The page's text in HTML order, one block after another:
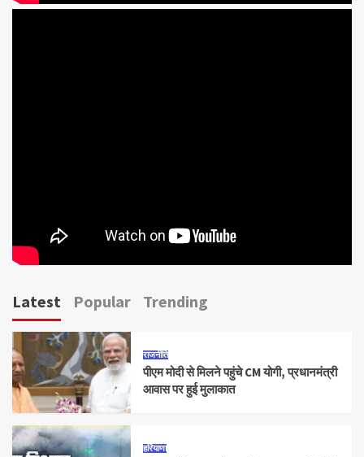
Latest Popular Trending
राजनीति
पीएम मोदी से मिलने पहुंचे CM योगी, प्रधानमंत्री
आवास पर हुई मुलाकात
हरियाणा